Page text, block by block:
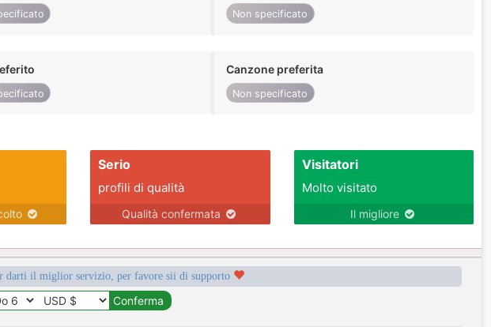
Non specificato
Canzone preferita
Non specificato
Serio
profili di qualità
Qualità confermata
Visitatori
Molto visitato
Il migliore
darti il miglior servizio, per favore sii di supporto